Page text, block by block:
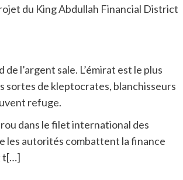
du King Abdullah Financial District
l’argent sale. L’émirat est le plus
sortes de kleptocrates, blanchisseurs
refuge.
dans le filet international des
les autorités combattent la finance
t[…]